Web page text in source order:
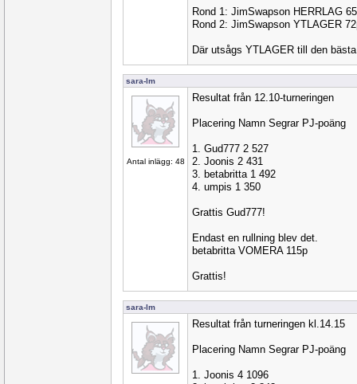
Rond 1: JimSwapson HERRLAG
Rond 2: JimSwapson YTLAGER
Där utsågs YTLAGER till den
sara-lm
Antal inlägg: 48
Resultat från 12.10-turneringen
Placering Namn Segrar PJ-poäng
1. Gud777 2 527
2. Joonis 2 431
3. betabritta 1 492
4. umpis 1 350
Grattis Gud777!
Endast en rullning blev det.
betabritta VOMERA 115p
Grattis!
sara-lm
Resultat från turneringen kl.14.15
Placering Namn Segrar PJ-poäng
1. Joonis 4 1096